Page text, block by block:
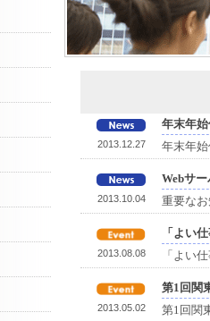
年末年
2013.12.27 年末年
Webサ
2013.10.04 重要な
「よい
2013.08.08 「よい
第1回関
2013.05.02 第1回関